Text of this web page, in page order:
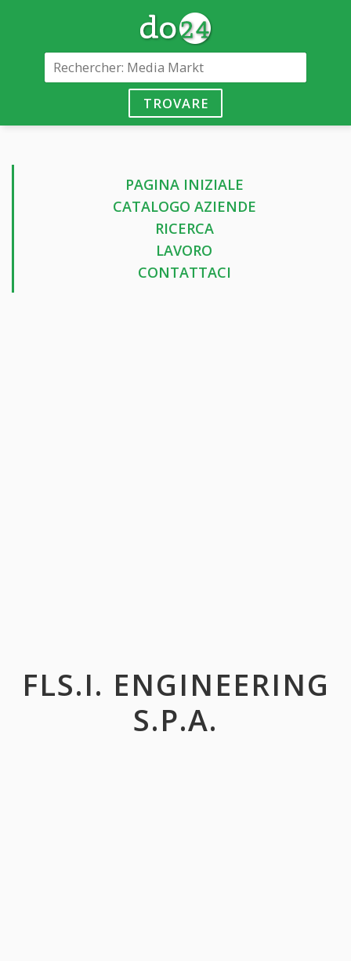
TROVARE
PAGINA INIZIALE
CATALOGO AZIENDE
RICERCA
LAVORO
CONTATTACI
FLS.I. ENGINEERING
S.P.A.